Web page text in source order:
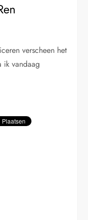
verscheen het
ik vandaag